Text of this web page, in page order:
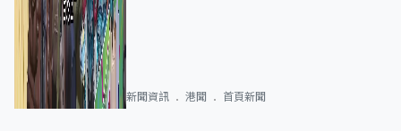
新聞資訊 港聞 首頁新聞